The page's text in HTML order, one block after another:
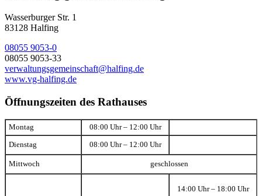
Wasserburger Str. 1
83128 Halfing
08055 9053-0
08055 9053-33
verwaltungsgemeinschaft@halfing.de
www.vg-halfing.de
Öffnungszeiten des Rathauses
Montag 08:00 Uhr – 12:00 Uhr
Dienstag 08:00 Uhr – 12:00 Uhr
Mittwoch geschlossen
14:00 Uhr – 18:00 Uhr